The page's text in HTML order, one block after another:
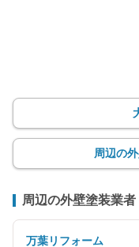
周辺の
周辺の外壁塗装業者
万葉リフォーム